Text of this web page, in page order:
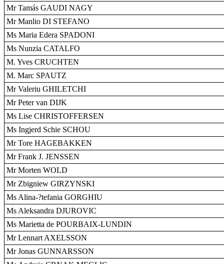
Mr Tamás GAUDI NAGY
Mr Manlio DI STEFANO
Ms Maria Edera SPADONI
Ms Nunzia CATALFO
M. Yves CRUCHTEN
M. Marc SPAUTZ
Mr Valeriu GHILETCHI
Mr Peter van DIJK
Ms Lise CHRISTOFFERSEN
Ms Ingjerd Schie SCHOU
Mr Tore HAGEBAKKEN
Mr Frank J. JENSSEN
Mr Morten WOLD
Mr Zbigniew GIRZYNSKI
Ms Alina-?tefania GORGHIU
Ms Aleksandra DJUROVIC
Ms Marietta de POURBAIX-LUNDIN
Mr Lennart AXELSSON
Mr Jonas GUNNARSSON